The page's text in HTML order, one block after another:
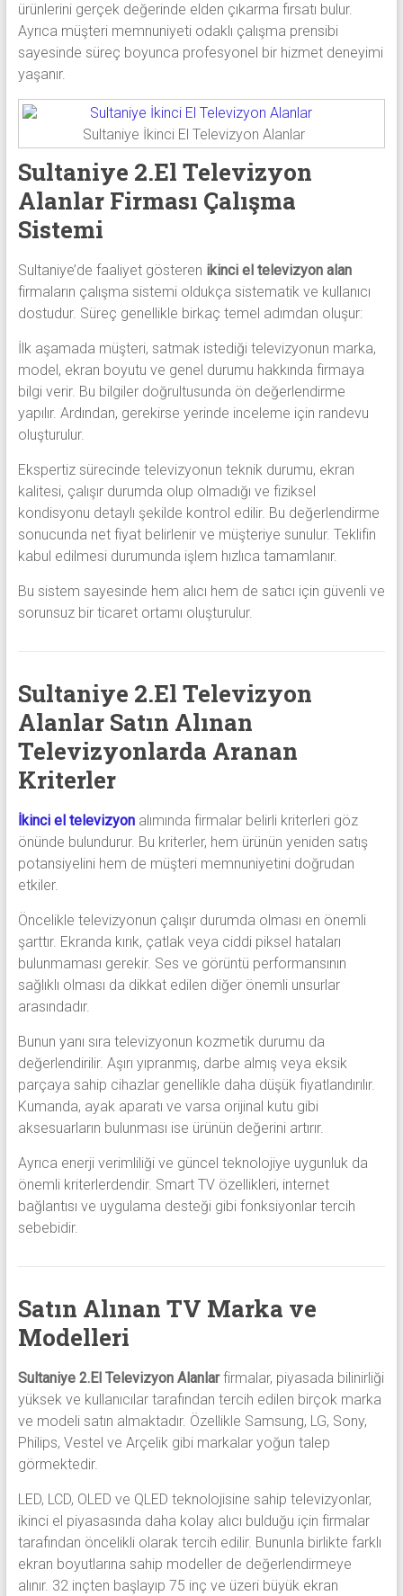
ürünlerini gerçek değerinde elden çıkarma fırsatı bulur.
Ayrıca müşteri memnuniyeti odaklı çalışma prensibi
sayesinde süreç boyunca profesyonel bir hizmet deneyimi
yaşanır.
Sultaniye İkinci El Televizyon Alanlar
Sultaniye 2.El Televizyon
Alanlar Firması Çalışma
Sistemi
Sultaniye’de faaliyet gösteren ikinci el televizyon alan
firmaların çalışma sistemi oldukça sistematik ve kullanıcı
dostudur. Süreç genellikle birkaç temel adımdan oluşur:
İlk aşamada müşteri, satmak istediği televizyonun marka,
model, ekran boyutu ve genel durumu hakkında firmaya
bilgi verir. Bu bilgiler doğrultusunda ön değerlendirme
yapılır. Ardından, gerekirse yerinde inceleme için randevu
oluşturulur.
Ekspertiz sürecinde televizyonun teknik durumu, ekran
kalitesi, çalışır durumda olup olmadığı ve fiziksel
kondisyonu detaylı şekilde kontrol edilir. Bu değerlendirme
sonucunda net fiyat belirlenir ve müşteriye sunulur. Teklifin
kabul edilmesi durumunda işlem hızlıca tamamlanır.
Bu sistem sayesinde hem alıcı hem de satıcı için güvenli ve
sorunsuz bir ticaret ortamı oluşturulur.
Sultaniye 2.El Televizyon
Alanlar Satın Alınan
Televizyonlarda Aranan
Kriterler
İkinci el televizyonalımında firmalar belirli kriterleri göz
önünde bulundurur. Bu kriterler, hem ürünün yeniden satış
potansiyelini hem de müşteri memnuniyetini doğrudan
etkiler.
Öncelikle televizyonun çalışır durumda olması en önemli
şarttır. Ekranda kırık, çatlak veya ciddi piksel hataları
bulunmaması gerekir. Ses ve görüntü performansının
sağlıklı olması da dikkat edilen diğer önemli unsurlar
arasındadır.
Bunun yanı sıra televizyonun kozmetik durumu da
değerlendirilir. Aşırı yıpranmış, darbe almış veya eksik
parçaya sahip cihazlar genellikle daha düşük fiyatlandırılır.
Kumanda, ayak aparatı ve varsa orijinal kutu gibi
aksesuarların bulunması ise ürünün değerini artırır.
Ayrıca enerji verimliliği ve güncel teknolojiye uygunluk da
önemli kriterlerdendir. Smart TV özellikleri, internet
bağlantısı ve uygulama desteği gibi fonksiyonlar tercih
sebebidir.
Satın Alınan TV Marka ve
Modelleri
Sultaniye 2.El Televizyon Alanlarfirmalar, piyasada bilinirliği
yüksek ve kullanıcılar tarafından tercih edilen birçok marka
ve modeli satın almaktadır. Özellikle Samsung, LG, Sony,
Philips, Vestel ve Arçelik gibi markalar yoğun talep
görmektedir.
LED, LCD, OLED ve QLED teknolojisine sahip televizyonlar,
ikinci el piyasasında daha kolay alıcı bulduğu için firmalar
tarafından öncelikli olarak tercih edilir. Bununla birlikte farklı
ekran boyutlarına sahip modeller de değerlendirmeye
alınır. 32 inçten başlayıp 75 inç ve üzeri büyük ekran